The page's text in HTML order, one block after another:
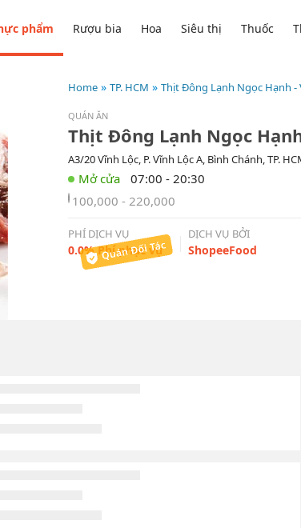
phẩm Rượu bia Hoa Siêu thị Thuốc
Home TP. HCM Thịt Đông Lạnh Ngọc Hạnh -
QUÁN ĂN
Thịt Đông Lạnh Ngọc
A3/20 Vĩnh Lộc, P. Vĩnh Lộc A, Bình Chánh, TP.
07:00 - 20:30
100,000 - 220,000
PHÍ DỊCH VỤ
0.0% Phí phục vụ
DỊCH VỤ BỞI
ShopeeFood